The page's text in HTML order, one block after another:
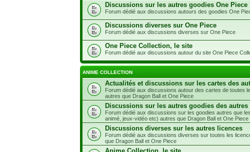
Discussions sur les autres goodies One Piece
Forum dédié aux discussions autours des goodies One
Discussions diverses sur One Piece
Forum dédié aux discussions diverses sur One Piece
One Piece Collection, le site
Forum dédié aux discussions autour du site One Piece
ANIME COLLECTION
Actualités et discussions sur les cartes des
Forum dédié aux discussions autour des cartes de toutes
autres que Dragon Ball et One Piece
Discussions sur les autres goodies des autres
Forum dédié aux discussions sur les goodies autres que
animé, jeux-vidéo etc) autres que Dragon Ball et One Piece
Discussions diverses sur les autres licences
Forum dédié aux discussions diverses sur toutes les
que Dragon Ball et One Piece
Anime Collection, le site